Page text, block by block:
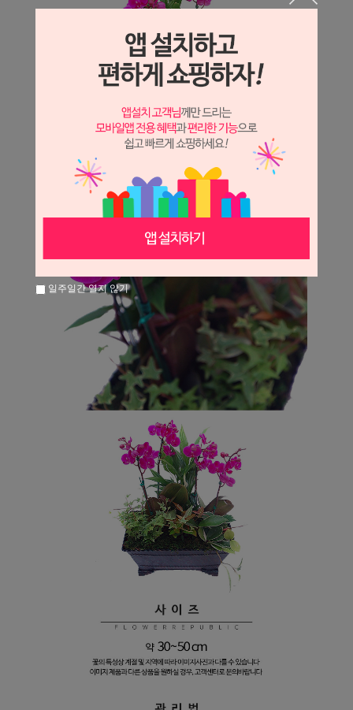
일주일간 열지 않기